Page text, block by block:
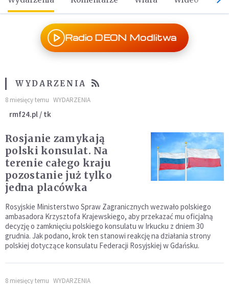
Radio DEON Modlitwa
WYDARZENIA
8 miesięcy temu WYDARZENIA
rmf24.pl / tk
Rosjanie zamykają
polski konsulat. Na
terenie całego kraju
pozostanie już tylko
jedna placówka
Rosyjskie Ministerstwo Spraw Zagranicznych wezwało polskiego
ambasadora Krzysztofa Krajewskiego, aby przekazać mu oficjalną
decyzję o zamknięciu polskiego konsulatu w Irkucku z dniem 30
grudnia. Jak podano, krok ten stanowi reakcję na działania strony
polskiej dotyczące konsulatu Federacji Rosyjskiej w Gdańsku.
8 miesięcy temu WYDARZENIA